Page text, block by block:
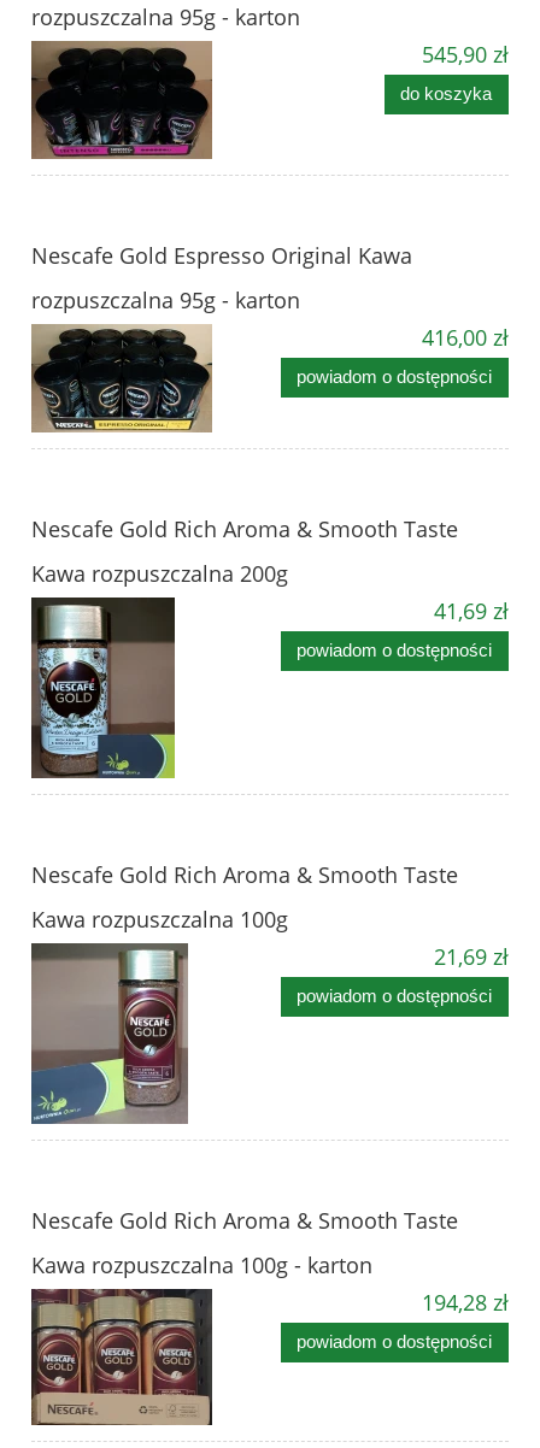
rozpuszczalna 95g - karton
545,90 zł
do koszyka
Nescafe Gold Espresso Original Kawa
rozpuszczalna 95g - karton
416,00 zł
powiadom o dostępności
Nescafe Gold Rich Aroma & Smooth Taste
Kawa rozpuszczalna 200g
41,69 zł
powiadom o dostępności
Nescafe Gold Rich Aroma & Smooth Taste
Kawa rozpuszczalna 100g
21,69 zł
powiadom o dostępności
Nescafe Gold Rich Aroma & Smooth Taste
Kawa rozpuszczalna 100g - karton
194,28 zł
powiadom o dostępności